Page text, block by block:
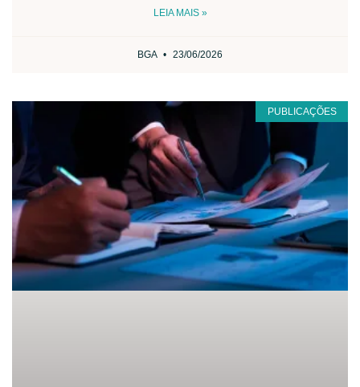
LEIA MAIS »
BGA 23/06/2026
PUBLICAÇÕES